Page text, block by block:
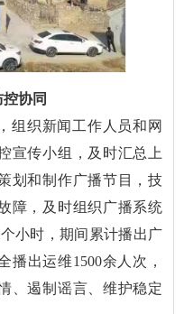
协同
组织新闻工作人员和网
宣传小组，及时汇总上
划和制作广播节目，技
障，及时组织广播系统
小时，期间累计播出广
播出运维1500余人次，
、遏制谣言、维护稳定